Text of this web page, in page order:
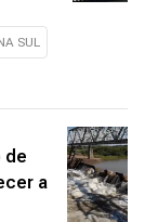
SUL
de
a